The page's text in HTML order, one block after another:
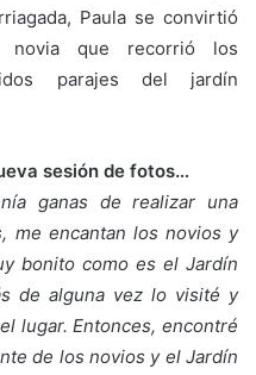
Paula se convirtió
que recorrió los
parajes del jardín
sesión de fotos…
ganas de realizar una
me encantan los novios y
bonito como es el Jardín
de alguna vez lo visité y
lugar. Entonces, encontré
de los novios y el Jardín